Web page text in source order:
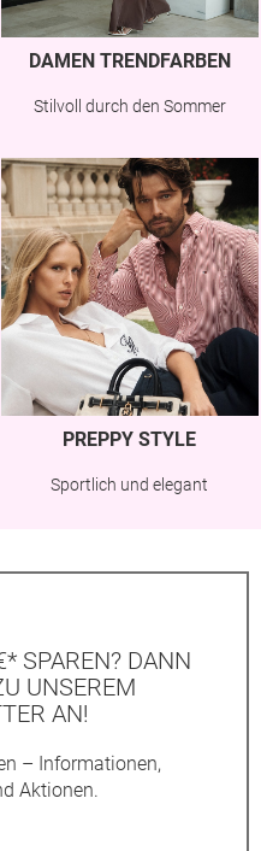
DAMEN TRENDFARBEN
Stilvoll durch den Sommer
PREPPY STYLE
Sportlich und elegant
SPAREN? DANN
UNSEREM
AN!
– Informationen,
Aktionen.